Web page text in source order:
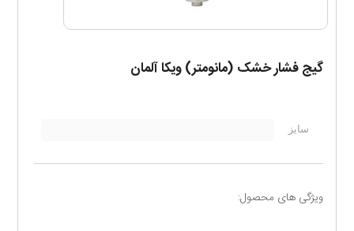
گیج فشار خشک (مانومتر) ویکا آلمان
سایز
ویژگی های محصول: